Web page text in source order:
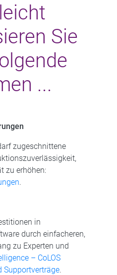
Sie
...
zugeschnittene
zu erhöhen:
.
in
durch einfacheren,
zu Experten und
– CoLOS
Supportverträge.